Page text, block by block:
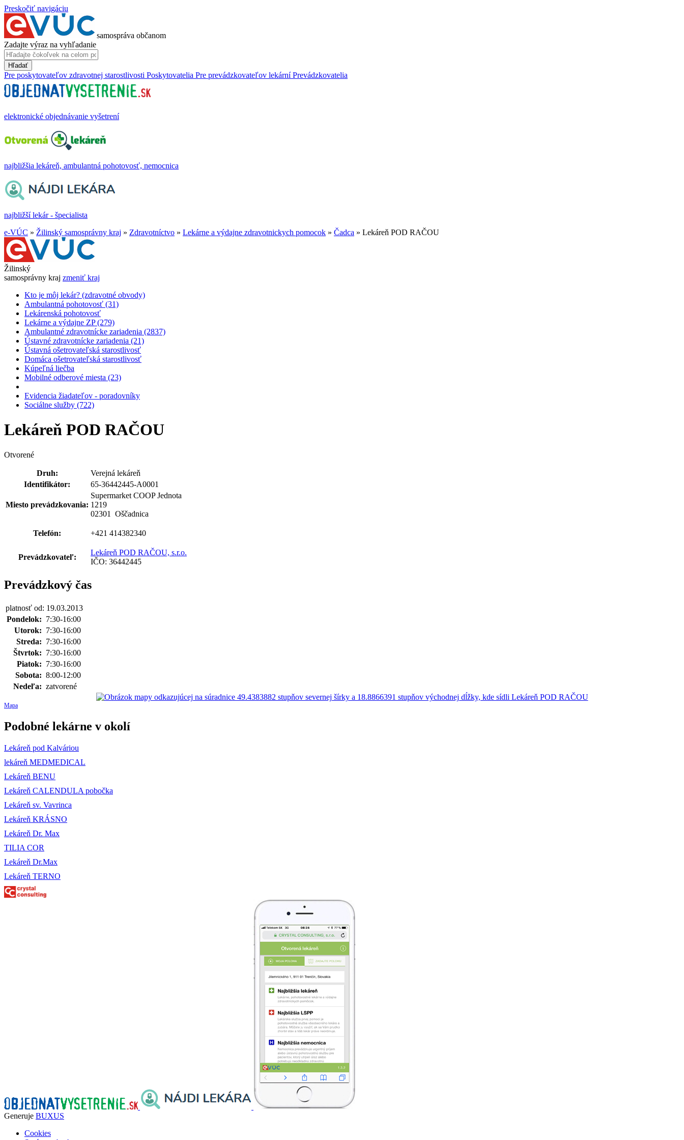
Preskočiť navigáciu
samospráva občanom
Zadajte výraz na vyhľadanie
Hľadať
Pre poskytovateľov zdravotnej starostlivosti Poskytovatelia Pre prevádzkovateľov lekární Prevádzkovatelia
elektronické objednávanie vyšetrení
najbližšia lekáreň, ambulantná pohotovosť, nemocnica
najbližší lekár - špecialista
e-VÚC » Žilinský samosprávny kraj » Zdravotníctvo » Lekárne a výdajne zdravotnickych pomocok » Čadca » Lekáreň POD RAČOU
Žilinský
samosprávny kraj zmeniť kraj
Kto je môj lekár? (zdravotné obvody)
Ambulantná pohotovosť (31)
Lekárenská pohotovosť
Lekárne a výdajne ZP (279)
Ambulantné zdravotnícke zariadenia (2837)
Ústavné zdravotnícke zariadenia (21)
Ústavná ošetrovateľská starostlivosť
Domáca ošetrovateľská starostlivosť
Kúpeľná liečba
Mobilné odberové miesta (23)
Evidencia žiadateľov - poradovníky
Sociálne služby (722)
Lekáreň POD RAČOU
Otvorené
Druh:
Verejná lekáreň
Identifikátor:
65-36442445-A0001
Miesto prevádzkovania:
Supermarket COOP Jednota
1219
02301 Oščadnica
Telefón: +421 414382340
Prevádzkovateľ:
Lekáreň POD RAČOU, s.r.o.
IČO: 36442445
Prevádzkový čas
platnosť od: 19.03.2013
Pondelok: 7:30-16:00
Utorok: 7:30-16:00
Streda: 7:30-16:00
Štvrtok: 7:30-16:00
Piatok: 7:30-16:00
Sobota: 8:00-12:00
Nedeľa: zatvorené
Mapa
Podobné lekárne v okolí
Lekáreň pod Kalváriou
lekáreň MEDMEDICAL
Lekáreň BENU
Lekáreň CALENDULA pobočka
Lekáreň sv. Vavrinca
Lekáreň KRÁSNO
Lekáreň Dr. Max
TILIA COR
Lekáreň Dr.Max
Lekáreň TERNO
Generuje BUXUS
Cookies